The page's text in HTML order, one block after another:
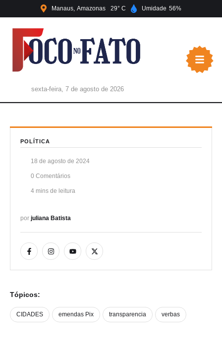
Manaus Amazonas 29 Umidade 56
sexta-feira, 7 de agosto de 2026
POLÍTICA
18 de agosto de 2024
0 Comentários
4 mins de leitura
por juliana Batista
Tópicos:
CIDADES emendas Pix transparencia verbas